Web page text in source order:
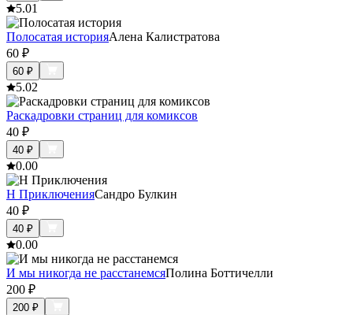
5.01
Полосатая историяАлена Калистратова
60 ₽
60 ₽
5.02
Раскадровки страниц для комиксов
40 ₽
40 ₽
0.00
Н ПриключенияСандро Булкин
40 ₽
40 ₽
0.00
И мы никогда не расстанемсяПолина Боттичелли
200 ₽
200 ₽